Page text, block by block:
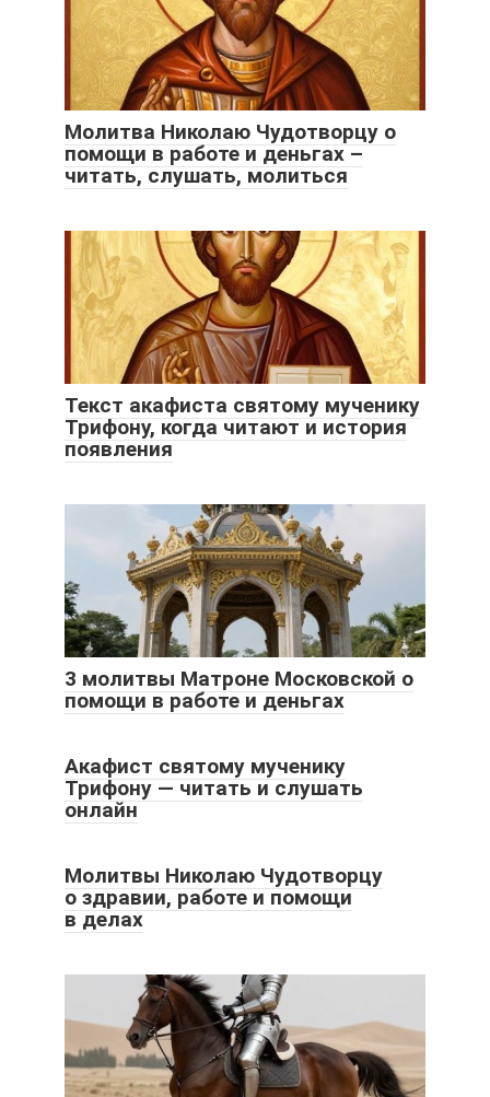
Молитва Николаю Чудотворцу о
помощи в работе и деньгах –
читать, слушать, молиться
Текст акафиста святому мученику
Трифону, когда читают и история
появления
3 молитвы Матроне Московской о
помощи в работе и деньгах
Акафист святому мученику
Трифону — читать и слушать
онлайн
Молитвы Николаю Чудотворцу
о здравии, работе и помощи
в делах